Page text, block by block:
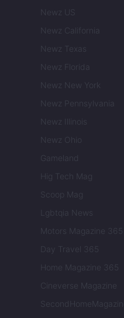
Newz US
Newz California
Newz Texas
Newz Florida
Newz New York
Newz Pennsylvania
Newz Illinois
Newz Ohio
Gameland
Hig Tech Mag
Scoop Mag
Lgbtqia News
Motors Magazine 365
Day Travel 365
Home Magazine 365
Cineverse Magazine
SecondHomeMagazine